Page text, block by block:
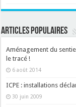
ARTICLES POPULAIRES
Aménagement du
le tracé !
6 août 2014
ICPE : installations
30 juin 2009